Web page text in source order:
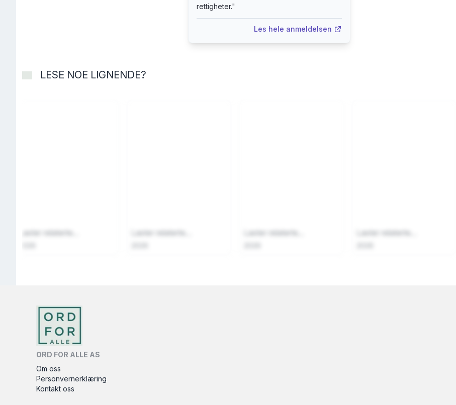
rettigheter."
Les hele anmeldelsen
LESE NOE LIGNENDE?
Laster relaterte... Laster relaterte... Laster relaterte... Laster relaterte...
ORD FOR ALLE AS
Om oss
Personvernerklæring
Kontakt oss